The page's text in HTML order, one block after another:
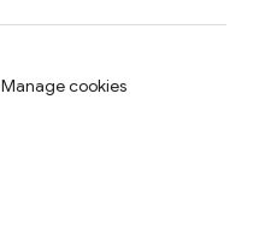
Manage cookies